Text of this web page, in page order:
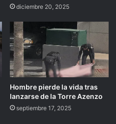
diciembre 20, 2025
Hombre pierde la vida tras
lanzarse de la Torre Azenzo
septiembre 17, 2025